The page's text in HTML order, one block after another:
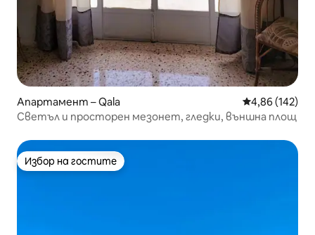
Апартамент – Qala Средна
4,86 (142)
Светъл и просторен мезонет, гледки, външна площ
Избор на гостите
Избор на гостите